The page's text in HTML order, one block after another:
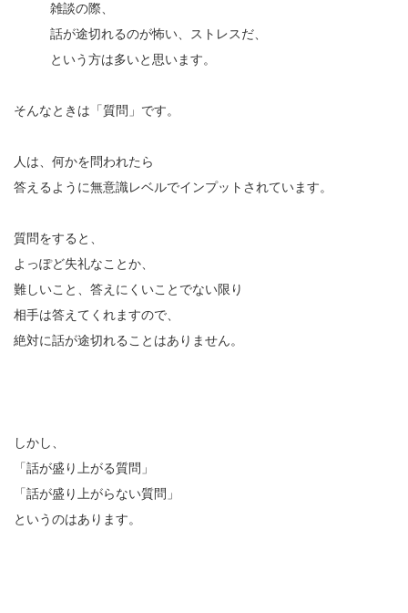
雑談の際、
話が途切れるのが怖い、ストレスだ、
という方は多いと思います。
そんなときは「質問」です。
人は、何かを問われたら
答えるように無意識レベルでインプットされています。
質問をすると、
よっぽど失礼なことか、
難しいこと、答えにくいことでない限り
相手は答えてくれますので、
絶対に話が途切れることはありません。
しかし、
「話が盛り上がる質問」
「話が盛り上がらない質問」
というのはあります。